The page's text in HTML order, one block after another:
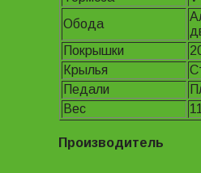
Обода
Покрышки
Крылья
Педали
Вес
Производитель